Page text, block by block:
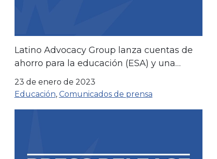
Latino Advocacy Group lanza cuentas de
ahorro para la educación (ESA) y una
campaña de libertad educativa
23 de enero de 2023
Educación, Comunicados de prensa